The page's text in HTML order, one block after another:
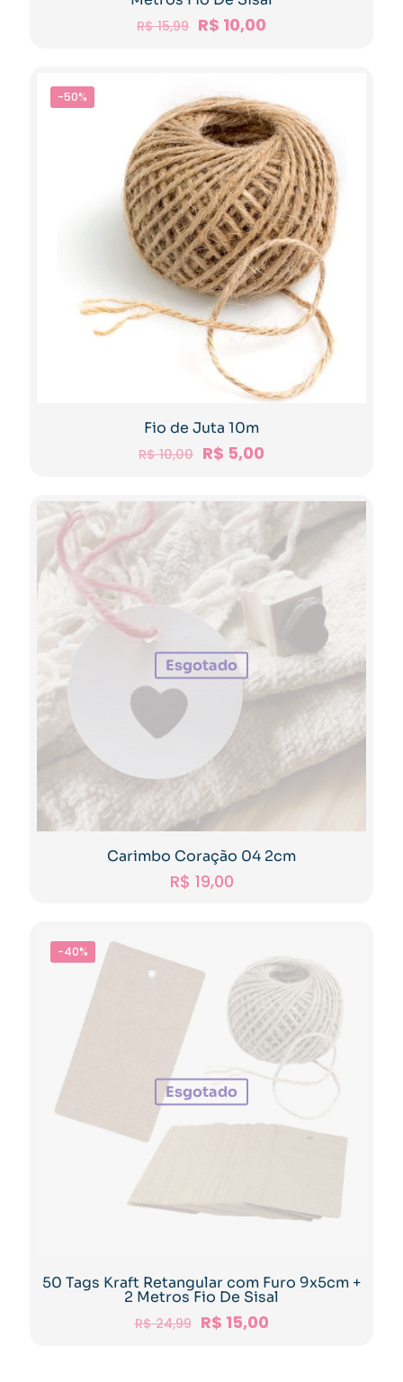
R$15,99 R$ 10,00
-50%
Fio de Juta 10m
R$10,00 R$ 5,00
Esgotado
Carimbo Coração 04 2cm
R$ 19,00
-40%
Esgotado
50 Tags Kraft Retangular com Furo 9x5cm +
2 Metros Fio De Sisal
R$24,99 R$ 15,00